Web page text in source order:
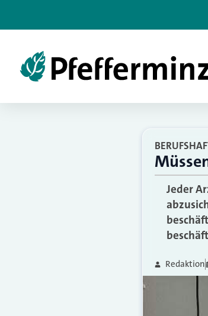
Jeder
Redaktion